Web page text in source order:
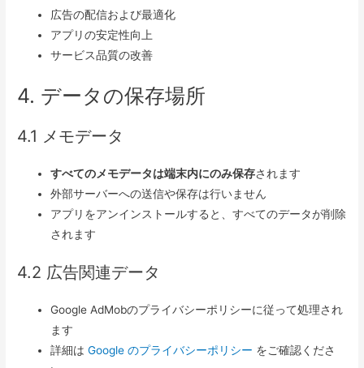
広告の配信および最適化
アプリの安定性向上
サービス品質の改善
4. データの保存場所
4.1 メモデータ
すべてのメモデータは端末内にのみ保存されます
外部サーバーへの送信や保存は行いません
アプリをアンインストールすると、すべてのデータが削除
されます
4.2 広告関連データ
Google AdMobのプライバシーポリシーに従って処理され
ます
詳細はGoogle のプライバシーポリシー をご確認くださ